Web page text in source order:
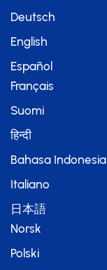
Deutsch
English
Español
Français
Suomi
हिन्दी
Bahasa Indonesia
Italiano
日本語
Norsk
Polski